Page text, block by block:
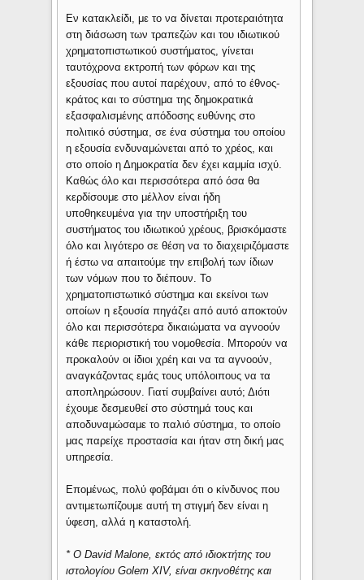
Εν κατακλείδι, με το να δίνεται προτεραιότητα
στη διάσωση των τραπεζών και του ιδιωτικού
χρηματοπιστωτικού συστήματος, γίνεται
ταυτόχρονα εκτροπή των φόρων και της
εξουσίας που αυτοί παρέχουν, από το έθνος-
κράτος και το σύστημα της δημοκρατικά
εξασφαλισμένης απόδοσης ευθύνης στο
πολιτικό σύστημα, σε ένα σύστημα του οποίου
η εξουσία ενδυναμώνεται από το χρέος, και
στο οποίο η Δημοκρατία δεν έχει καμμία ισχύ.
Καθώς όλο και περισσότερα από όσα θα
κερδίσουμε στο μέλλον είναι ήδη
υποθηκευμένα για την υποστήριξη του
συστήματος του ιδιωτικού χρέους, βρισκόμαστε
όλο και λιγότερο σε θέση να το διαχειριζόμαστε
ή έστω να απαιτούμε την επιβολή των ίδιων
των νόμων που το διέπουν. Το
χρηματοπιστωτικό σύστημα και εκείνοι των
οποίων η εξουσία πηγάζει από αυτό αποκτούν
όλο και περισσότερα δικαιώματα να αγνοούν
κάθε περιοριστική του νομοθεσία. Μπορούν να
προκαλούν οι ίδιοι χρέη και να τα αγνοούν,
αναγκάζοντας εμάς τους υπόλοιπους να τα
αποπληρώσουν. Γιατί συμβαίνει αυτό; Διότι
έχουμε δεσμευθεί στο σύστημά τους και
αποδυναμώσαμε το παλιό σύστημα, το οποίο
μας παρείχε προστασία και ήταν στη δική μας
υπηρεσία.
Επομένως, πολύ φοβάμαι ότι ο κίνδυνος που
αντιμετωπίζουμε αυτή τη στιγμή δεν είναι η
ύφεση, αλλά η καταστολή.
* O David Malone, εκτός από ιδιοκτήτης του
ιστολογίου Golem XIV, είναι σκηνοθέτης και